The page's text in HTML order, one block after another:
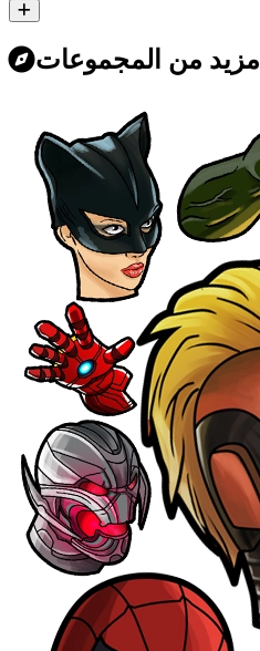
مزيد من المجموعات